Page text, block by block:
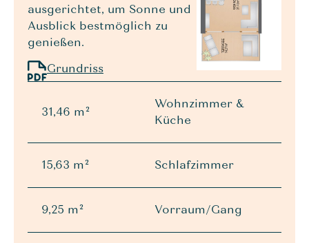
ausgerichtet, um Sonne und
Ausblick bestmöglich zu
genießen.
Grundriss
31,46 m²
Wohnzimmer &
Küche
15,63 m² Schlafzimmer
9,25 m² Vorraum/Gang